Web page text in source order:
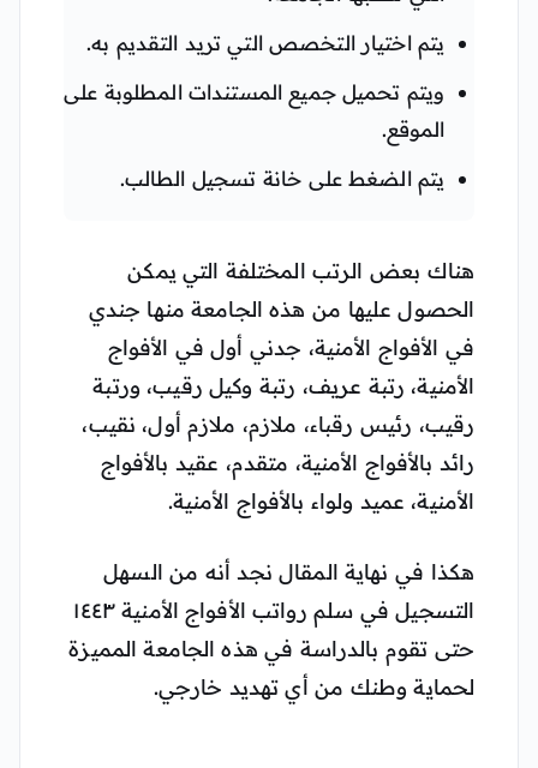
يتم اختيار التخصص التي تريد التقديم به.
ويتم تحميل جميع المستندات المطلوبة على
الموقع.
يتم الضغط على خانة تسجيل الطالب.
هناك بعض الرتب المختلفة التي يمكن
الحصول عليها من هذه الجامعة منها جندي
في الأفواج الأمنية، جدني أول في الأفواج
الأمنية، رتبة عريف، رتبة وكيل رقيب، ورتبة
رقيب، رئيس رقباء، ملازم، ملازم أول، نقيب،
رائد بالأفواج الأمنية، متقدم، عقيد بالأفواج
الأمنية، عميد ولواء بالأفواج الأمنية.
هكذا في نهاية المقال نجد أنه من السهل
التسجيل في سلم رواتب الأفواج الأمنية ١٤٤٣
حتى تقوم بالدراسة في هذه الجامعة المميزة
لحماية وطنك من أي تهديد خارجي.